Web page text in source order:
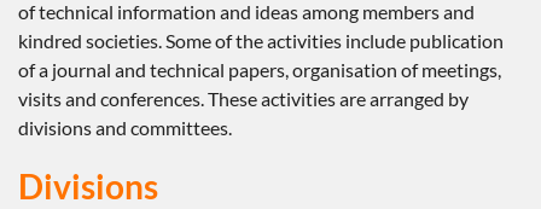
of technical information and ideas among members and
kindred societies. Some of the activities include publication
of a journal and technical papers, organisation of meetings,
visits and conferences. These activities are arranged by
divisions and committees.
Divisions